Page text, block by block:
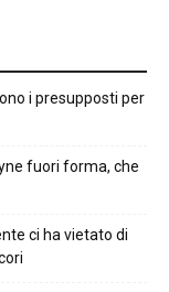
i presupposti per
fuori forma, che
ci ha vietato di